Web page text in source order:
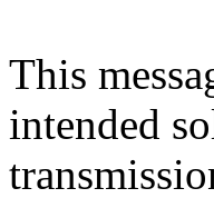
This
intended